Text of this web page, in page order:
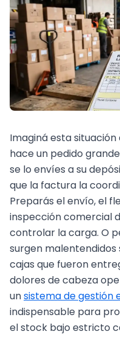
Imaginá esta situación común: un cliente habitual te
hace un pedido
se lo envíes a su
que la factura la
Preparás el envío, el
inspección comercial
controlar la carga. O
surgen
cajas que fueron
dolores de cabeza
unsistema de gestión
indispensable para
el stock bajo estricto